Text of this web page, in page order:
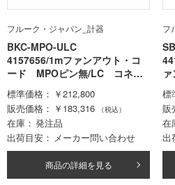
フルーク・ジャパン_計器
BKC-MPO-ULC
4157656/1mファンアウト・コ
ード MPOピン無/LC コネク
タ
標準価格
￥212,800
販売価格
￥183,316 （税込）
在庫
発注品
出荷目安
メーカー問い合わせ
商品の詳細を見る
フ
無
標
販
在
出